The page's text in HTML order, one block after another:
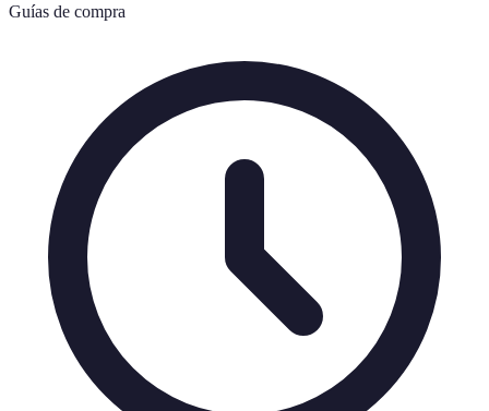
Guías de compra